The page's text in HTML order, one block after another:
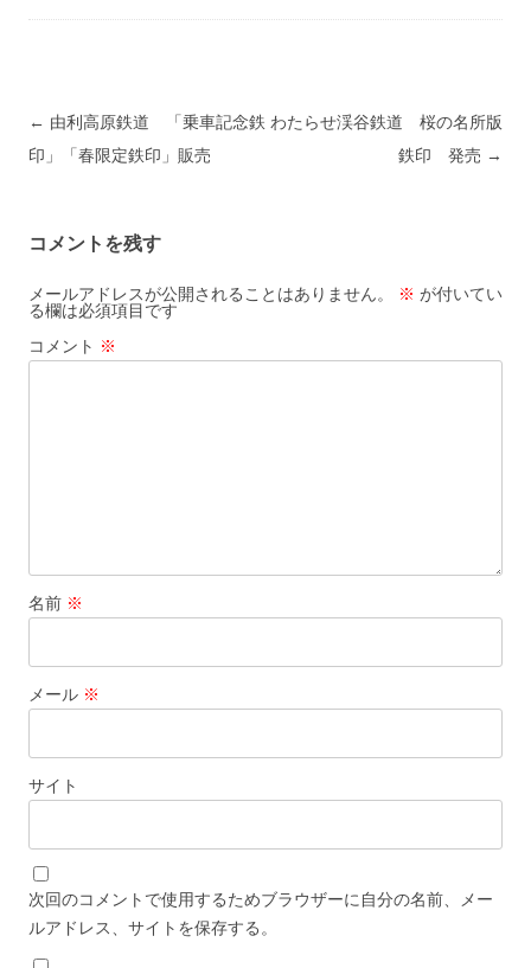
投稿ナビゲーション
← 由利高原鉄道 「乗車記念鉄
印」「春限定鉄印」販売
わたらせ渓谷鉄道 桜の名所版
鉄印 発売 →
コメントを残す
メールアドレスが公開されることはありません。 ※ が付いてい
る欄は必須項目です
コメント ※
名前 ※
メール ※
サイト
次回のコメントで使用するためブラウザーに自分の名前、メー
ルアドレス、サイトを保存する。